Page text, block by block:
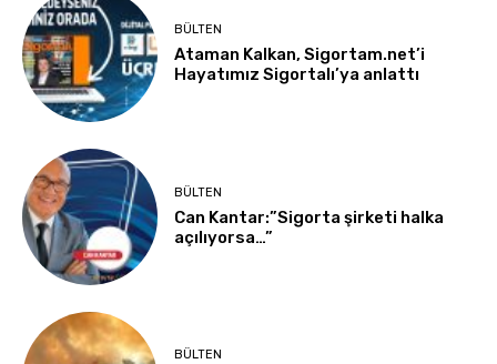
BÜLTEN
Ataman Kalkan, Sigortam.net’i
Hayatımız Sigortalı’ya anlattı
BÜLTEN
Can Kantar:”Sigorta şirketi halka
açılıyorsa…”
BÜLTEN